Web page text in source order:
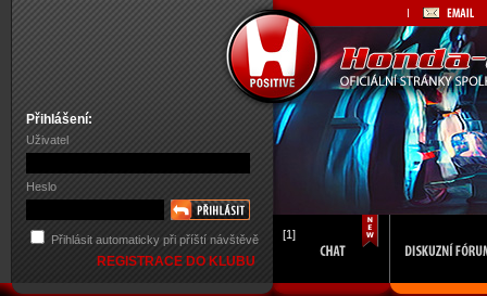
Přihlášení:
Uživatel
Heslo
Přihlásit automaticky při příští návštěvě
REGISTRACE DO KLUBU
[1]